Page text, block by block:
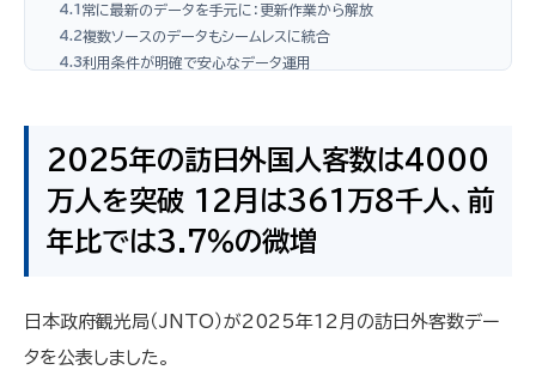
4.1 常に最新のデータを手元に：更新作業から解放
4.2複数ソースのデータもシームレスに統合
4.3利用条件が明確で安心なデータ運用
2025年の訪日外国人客数は4000
万人を突破 12月は361万8千人、前
年比では3.7％の微増
日本政府観光局（JNTO）が2025年12月の訪日外客数デー
タを公表しました。